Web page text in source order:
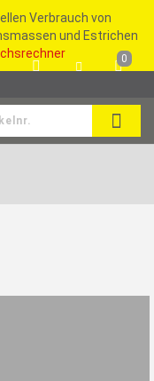
Verbrauch von
und Estrichen
SUCHE
0